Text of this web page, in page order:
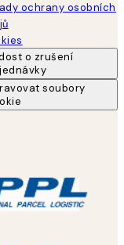
ochrany osobních
o zrušení
soubory